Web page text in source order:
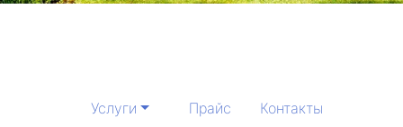
Услуги Прайс Контакты